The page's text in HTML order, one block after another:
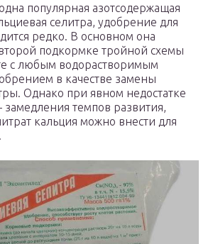
популярная азотсодержащая
селитра, удобрение для
редко. В основном она
подкормке тройной схемы
с любым водорастворимым
в качестве замены
Однако при явном недостатке
замедления темпов развития,
кальция можно внести для